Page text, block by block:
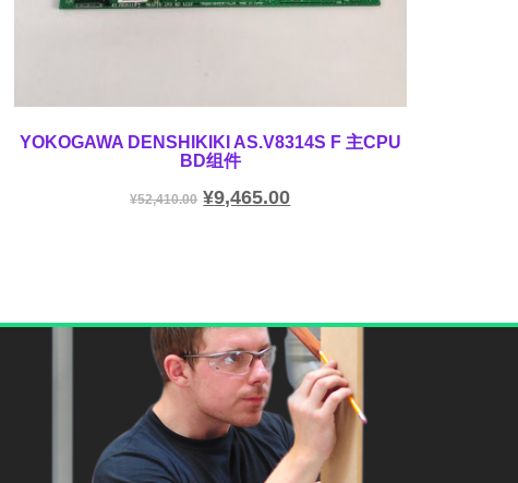
YOKOGAWA DENSHIKIKI AS.V8314S F 主CPU
BD组件
¥52,410.00 ¥9,465.00